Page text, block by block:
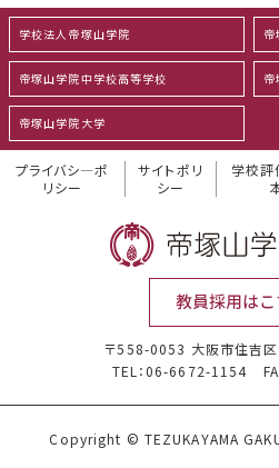
学校法人帝塚山学院
帝塚山学院中学校高等学校
帝塚山学院大学
プライバシ―ポ
リシー
サイトポリ
シー
学校評
〒558-0053 大阪市住吉
TEL：06-6672-1154
Copyright © TEZUKAYAMA